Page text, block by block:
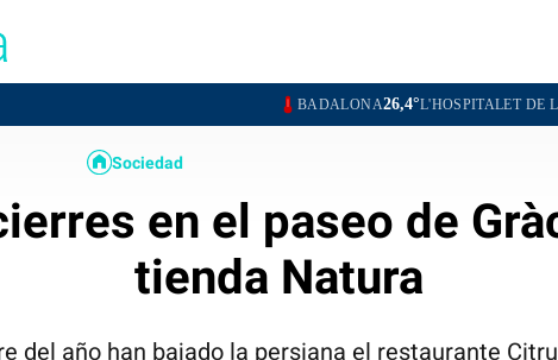
26,4° L'HOSPITALET DE LLOBREGAT26,2°
Sociedad
en el paseo de
tienda Natura
del año han bajado la persiana el restaurante